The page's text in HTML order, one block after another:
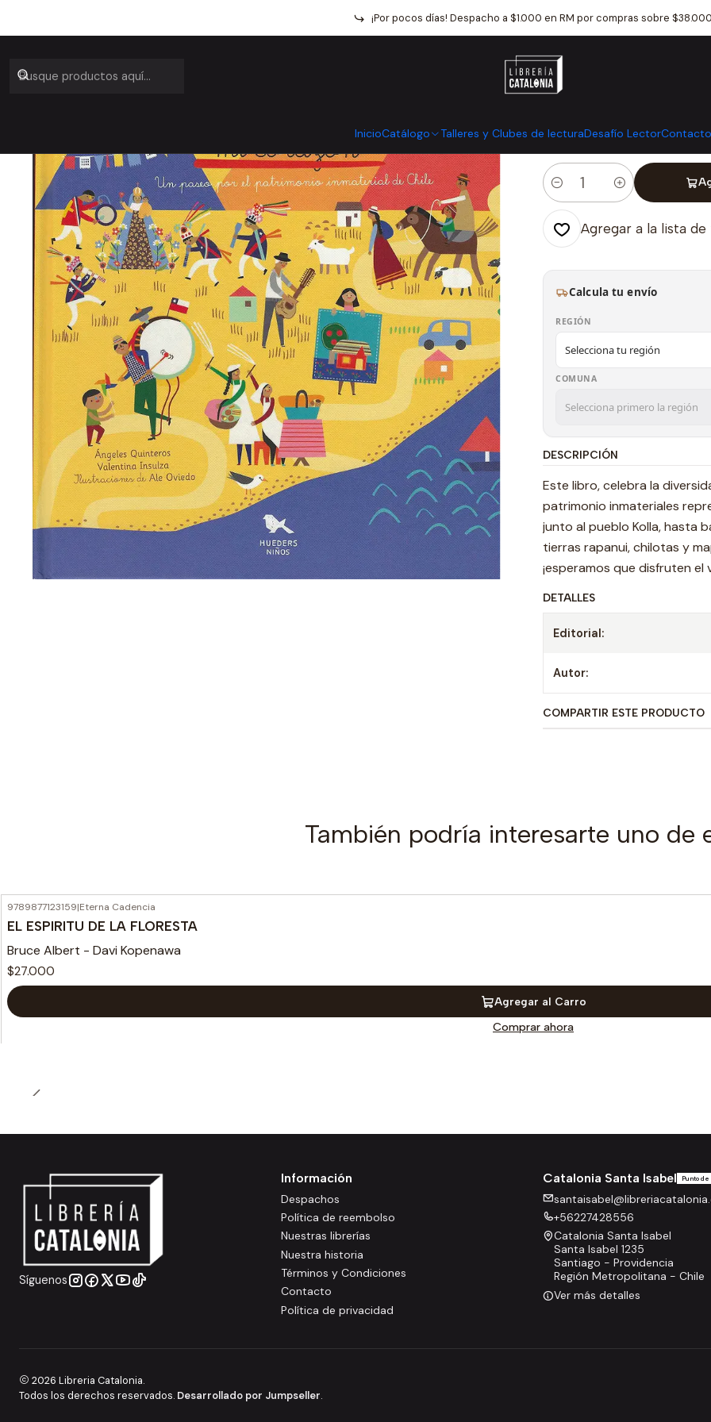
InicioCatálogo Talleres y Clubes de lecturaDesafío LectorContacto
¡Por pocos días! Despacho a $1.000 en RM por compras sobre $38.000
Catálogo Libros infantiles y juveniles Literatura Infantil Un Copihue
|
Un Copihue
Mostrar stock de
Cantidad
Agregar a la lista
Calcula tu envío
REGIÓN
COMUNA
DESCRIPCIÓN
Este libro, celebra la
patrimonio inmateriales
junto al pueblo Kolla, hasta
tierras rapanui, chilotas y
¡esperamos que disfruten el
DETALLES
Editorial:
Autor:
COMPARTIR ESTE PRODUCTO
También podría interesarte uno de
9789877123159|Eterna Cadencia
EL ESPIRITU DE LA FLORESTA
Bruce Albert - Davi Kopenawa
$27.000
Agregar al Carro
Comprar ahora
Síguenos
Información
Despachos
Política de reembolso
Nuestras librerías
Nuestra historia
Términos y Condiciones
Contacto
Política de privacidad
Catalonia Santa Isabel Punto
+56227428556
Catalonia Santa Isabel
Santa Isabel 1235
Santiago - Providencia
Región Metropolitana - Chile
Ver más detalles
2026 Libreria Catalonia.
Todos los derechos reservados. Desarrollado por Jumpseller.